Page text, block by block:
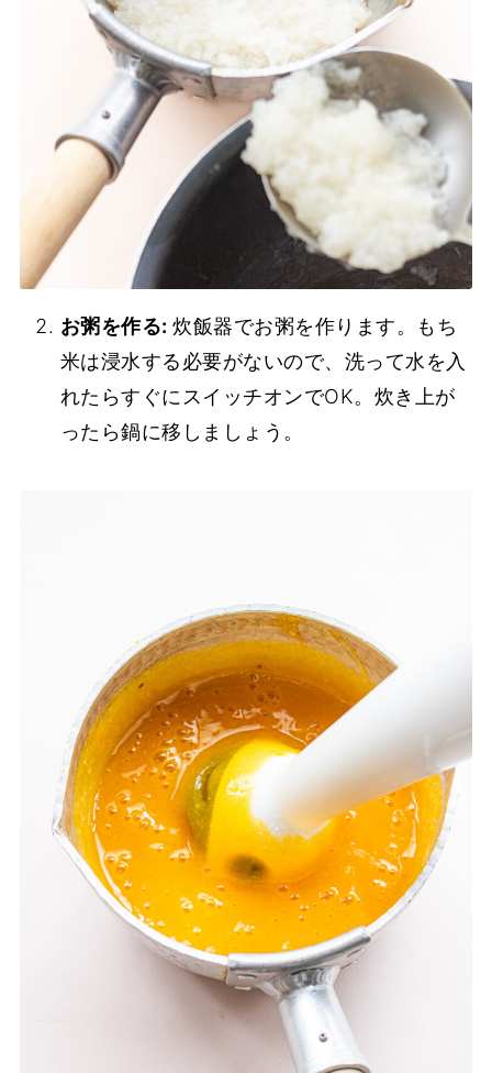
お粥を作る:炊飯器でお粥を作ります。もち
米は浸水する必要がないので、洗って水を入
れたらすぐにスイッチオンでOK。炊き上が
ったら鍋に移しましょう。